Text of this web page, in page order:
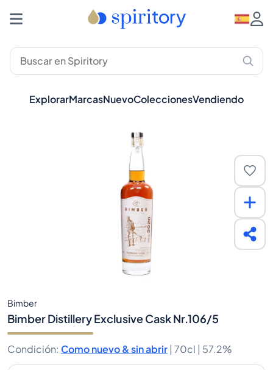
ExplorarMarcasNuevoColeccionesVendiendo
Bimber
Bimber Distillery Exclusive Cask Nr.106/5
Condición: Como nuevo & sin abrir | 70cl | 57.2%